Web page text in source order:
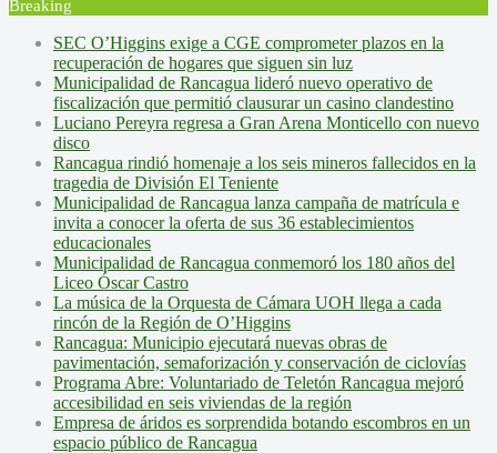
Breaking
SEC O’Higgins exige a CGE comprometer plazos en la
recuperación de hogares que siguen sin luz
Municipalidad de Rancagua lideró nuevo operativo de
fiscalización que permitió clausurar un casino clandestino
Luciano Pereyra regresa a Gran Arena Monticello con nuevo
disco
Rancagua rindió homenaje a los seis mineros fallecidos en la
tragedia de División El Teniente
Municipalidad de Rancagua lanza campaña de matrícula e
invita a conocer la oferta de sus 36 establecimientos
educacionales
Municipalidad de Rancagua conmemoró los 180 años del
Liceo Óscar Castro
La música de la Orquesta de Cámara UOH llega a cada
rincón de la Región de O’Higgins
Rancagua: Municipio ejecutará nuevas obras de
pavimentación, semaforización y conservación de ciclovías
Programa Abre: Voluntariado de Teletón Rancagua mejoró
accesibilidad en seis viviendas de la región
Empresa de áridos es sorprendida botando escombros en un
espacio público de Rancagua